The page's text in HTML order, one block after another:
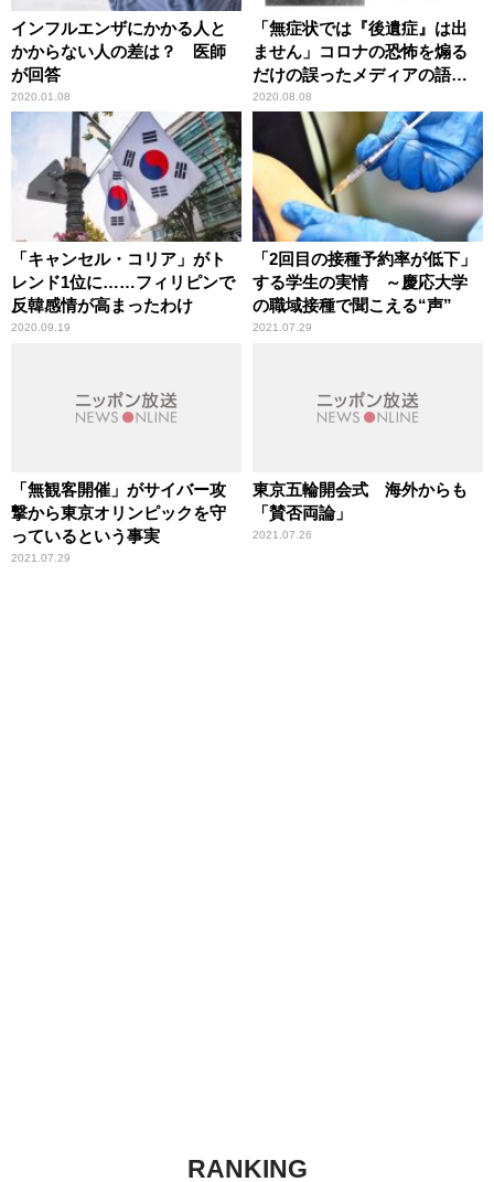
インフルエンザにかかる人と
かからない人の差は？ 医師
が回答
2020.01.08
「無症状では『後遺症』は出
ません」コロナの恐怖を煽る
だけの誤ったメディアの語法
に辛坊治郎が異議
2020.08.08
「キャンセル・コリア」がト
レンド1位に……フィリピンで
反韓感情が高まったわけ
2020.09.19
「2回目の接種予約率が低下」
する学生の実情 ～慶応大学
の職域接種で聞こえる“声”
2021.07.29
「無観客開催」がサイバー攻
撃から東京オリンピックを守
っているという事実
2021.07.29
東京五輪開会式 海外からも
「賛否両論」
2021.07.26
RANKING